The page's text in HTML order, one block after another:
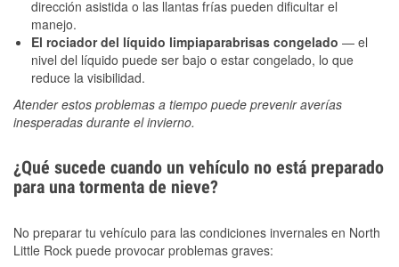
dirección asistida o las llantas frías pueden dificultar el
manejo.
El rociador del líquido limpiaparabrisas congelado — el
nivel del líquido puede ser bajo o estar congelado, lo que
reduce la visibilidad.
Atender estos problemas a tiempo puede prevenir averías
inesperadas durante el invierno.
¿Qué sucede cuando un vehículo no está preparado
para una tormenta de nieve?
No preparar tu vehículo para las condiciones invernales en North
Little Rock puede provocar problemas graves: